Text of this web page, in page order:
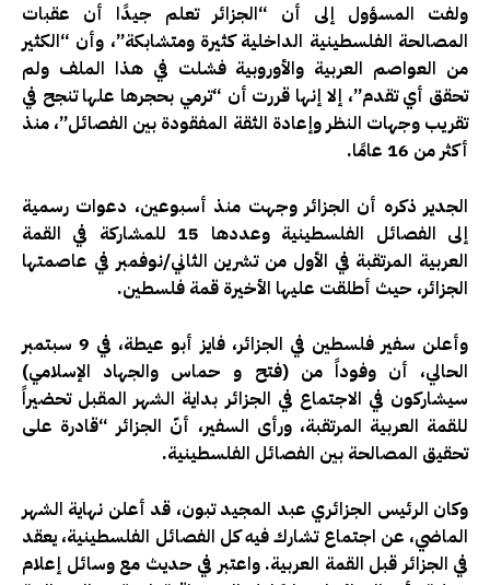
ولفت المسؤول إلى أن “الجزائر تعلم جيدًا أن عقبات
المصالحة الفلسطينية الداخلية كثيرة ومتشابكة”، وأن “الكثير
من العواصم العربية والأوروبية فشلت في هذا الملف ولم
تحقق أي تقدم”، إلا إنها قررت أن “ترمي بحجرها علها تنجح في
تقريب وجهات النظر وإعادة الثقة المفقودة بين الفصائل”، منذ
أكثر من 16 عامًا.
الجدير ذكره أن الجزائر وجهت منذ أسبوعين، دعوات رسمية
إلى الفصائل الفلسطينية وعددها 15 للمشاركة في القمة
العربية المرتقبة في الأول من تشرين الثاني/نوفمبر في عاصمتها
الجزائر، حيث أطلقت عليها الأخيرة قمة فلسطين.
وأعلن سفير فلسطين في الجزائر، فايز أبو عيطة، في 9 سبتمبر
الحالي، أن وفوداً من (فتح و حماس والجهاد الإسلامي)
سيشاركون في الاجتماع في الجزائر بداية الشهر المقبل تحضيراً
للقمة العربية المرتقبة، ورأى السفير، أنّ الجزائر “قادرة على
تحقيق المصالحة بين الفصائل الفلسطينية.
وكان الرئيس الجزائري عبد المجيد تبون، قد أعلن نهاية الشهر
الماضي، عن اجتماع تشارك فيه كل الفصائل الفلسطينية، يعقد
في الجزائر قبل القمة العربية. واعتبر في حديث مع وسائل إعلام